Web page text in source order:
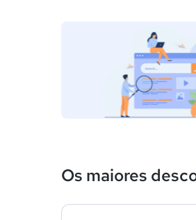
Os maiores